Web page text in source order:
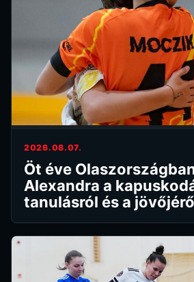
2026.08.07.
Öt éve
Alexandra a
tanulásról és a